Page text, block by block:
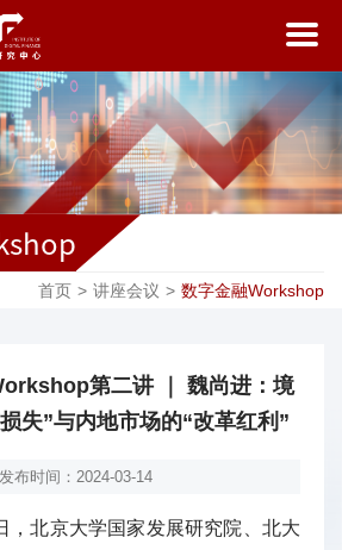
首页 > 讲座会议 > 数字金融Workshop
第二讲 ｜ 魏尚进：境
失”与内地市场的“改革红利”
发布时间：2024-03-14
，北京大学国家发展研究院、北大